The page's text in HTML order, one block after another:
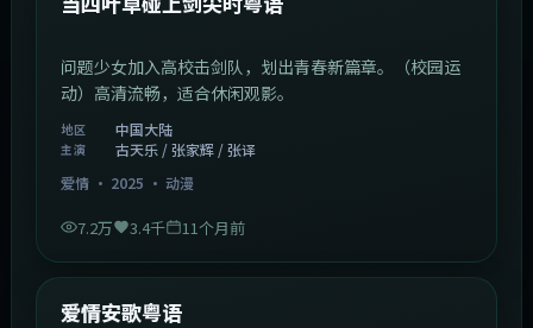
问题少女加入高校击剑队，划出青春新篇章。（校园运
动）高清流畅，适合休闲观影。
地区 中国大陆
主演
古天乐 / 张家辉 / 张译
爱情· 2025 · 动漫
7.2万 3.4千 11个月前
最新
爱情安歌粤语